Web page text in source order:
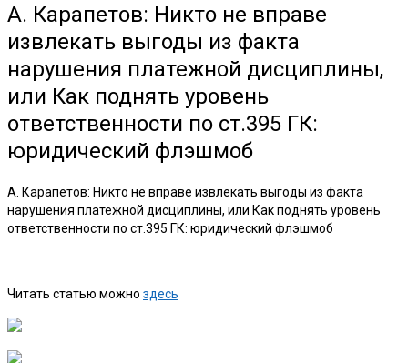
А. Карапетов: Никто не вправе
извлекать выгоды из факта
нарушения платежной дисциплины,
или Как поднять уровень
ответственности по ст.395 ГК:
юридический флэшмоб
А. Карапетов: Никто не вправе извлекать выгоды из факта
нарушения платежной дисциплины, или Как поднять уровень
ответственности по ст.395 ГК: юридический флэшмоб
Читать статью можно здесь